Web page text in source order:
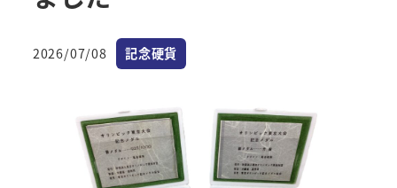
投稿日
2026/07/08 カテゴリー
記念硬貨